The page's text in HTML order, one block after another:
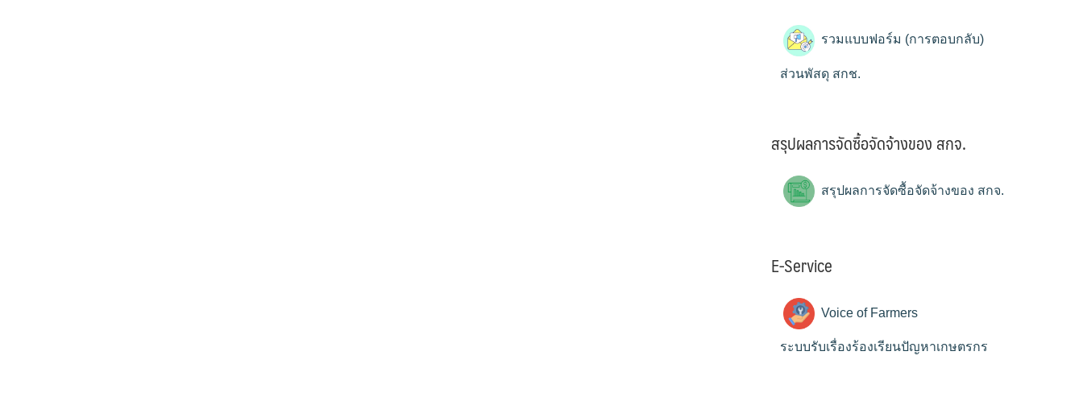
รวมแบบฟอร์ม (การตอบกลับ)
ส่วนพัสดุ สกช.
สรุปผลการจัดซื้อจัดจ้างของ สกจ.
สรุปผลการจัดซื้อจัดจ้างของ สกจ.
E-Service
Voice of Farmers
ระบบรับเรื่องร้องเรียนปัญหาเกษตรกร